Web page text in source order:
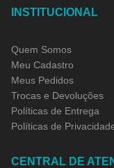
INSTITUCIONAL
Quem Somos
Meu Cadastro
Meus Pedidos
Trocas e Devoluções
Políticas de Entrega
Políticas de
CENTRAL DE